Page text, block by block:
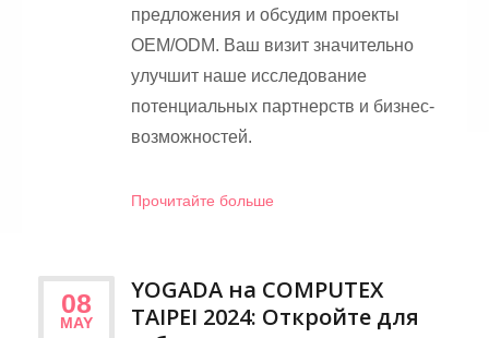
предложения и обсудим проекты
OEM/ODM. Ваш визит значительно
улучшит наше исследование
потенциальных партнерств и бизнес-
возможностей.
Прочитайте больше
08
MAY
YOGADA на COMPUTEX
TAIPEI 2024: Откройте для